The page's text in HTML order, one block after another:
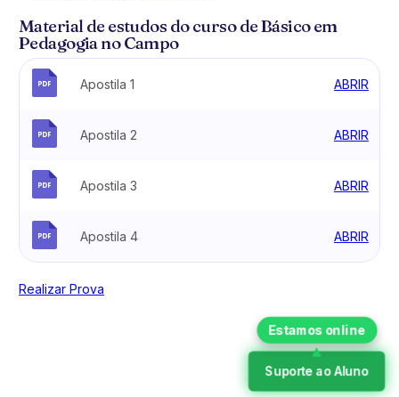
Material de estudos do curso de Básico em
Pedagogia no Campo
Apostila 1 ABRIR
Apostila 2 ABRIR
Apostila 3 ABRIR
Apostila 4 ABRIR
Realizar Prova
Suporte ao Aluno